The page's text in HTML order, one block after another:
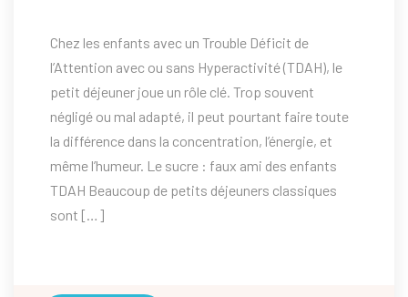
Chez les enfants avec un Trouble Déficit de
l’Attention avec ou sans Hyperactivité (TDAH), le
petit déjeuner joue un rôle clé. Trop souvent
négligé ou mal adapté, il peut pourtant faire toute
la différence dans la concentration, l’énergie, et
même l’humeur. Le sucre : faux ami des enfants
TDAH Beaucoup de petits déjeuners classiques
sont […]